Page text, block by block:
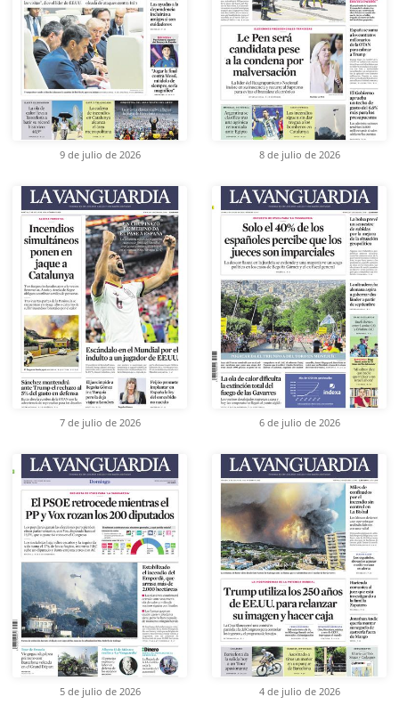
9 de julio de 2026 8 de julio de 2026
7 de julio de 2026 6 de julio de 2026
5 de julio de 2026 4 de julio de 2026